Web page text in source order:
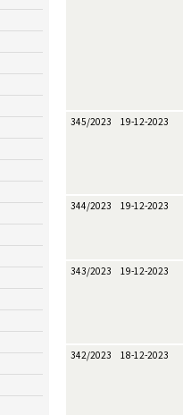
345/2023 19-12-2023
344/2023 19-12-2023
343/2023 19-12-2023
342/2023 18-12-2023